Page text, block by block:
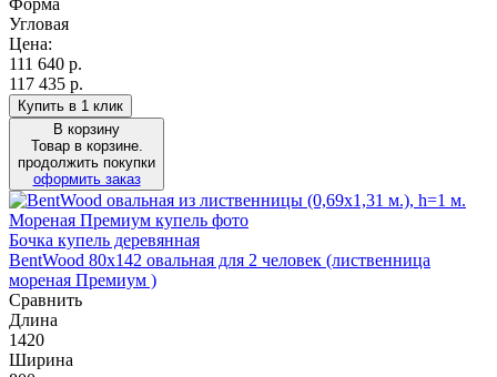
Угловая
Цена:
111 640 р.
117 435 р.
Купить в 1 клик
В корзину
Товар в корзине.
продолжить покупки
оформить заказ
Бочка купель деревянная
BentWood 80х142 овальная для 2 человек (лиственница
мореная Премиум )
Сравнить
Длина
1420
Ширина